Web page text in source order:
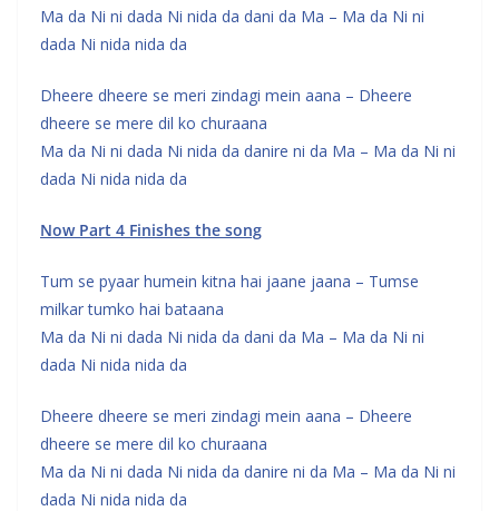
Ma da Ni ni dada Ni nida da dani da Ma – Ma da Ni ni
dada Ni nida nida da
Dheere dheere se meri zindagi mein aana – Dheere
dheere se mere dil ko churaana
Ma da Ni ni dada Ni nida da danire ni da Ma – Ma da Ni ni
dada Ni nida nida da
Now Part 4 Finishes the song
Tum se pyaar humein kitna hai jaane jaana – Tumse
milkar tumko hai bataana
Ma da Ni ni dada Ni nida da dani da Ma – Ma da Ni ni
dada Ni nida nida da
Dheere dheere se meri zindagi mein aana – Dheere
dheere se mere dil ko churaana
Ma da Ni ni dada Ni nida da danire ni da Ma – Ma da Ni ni
dada Ni nida nida da